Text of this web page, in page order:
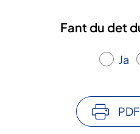
Fant du det
Ja